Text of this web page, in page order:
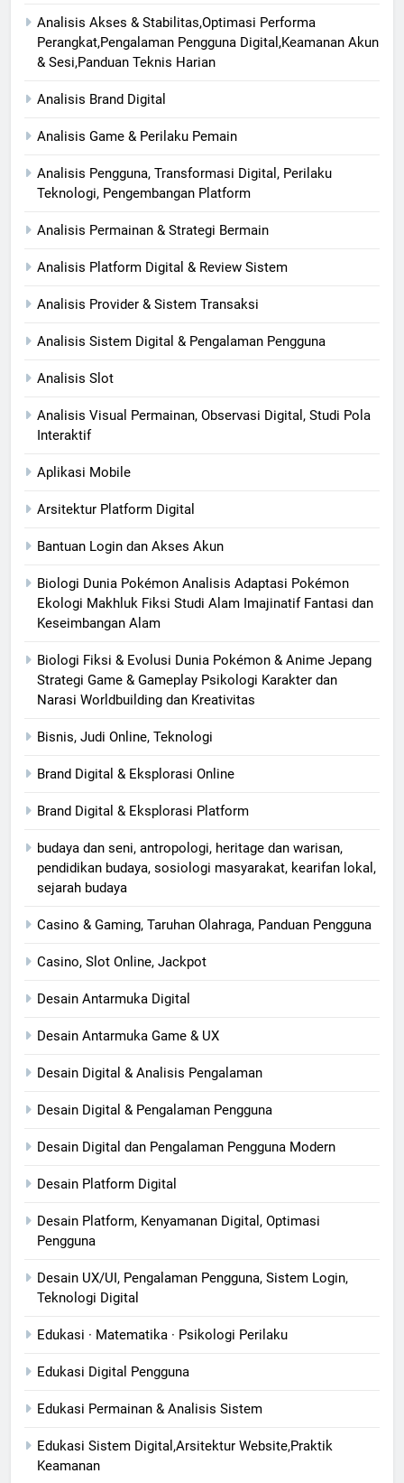
Analisis Akses & Stabilitas,Optimasi Performa
Perangkat,Pengalaman Pengguna Digital,Keamanan Akun
& Sesi,Panduan Teknis Harian
Analisis Brand Digital
Analisis Game & Perilaku Pemain
Analisis Pengguna, Transformasi Digital, Perilaku
Teknologi, Pengembangan Platform
Analisis Permainan & Strategi Bermain
Analisis Platform Digital & Review Sistem
Analisis Provider & Sistem Transaksi
Analisis Sistem Digital & Pengalaman Pengguna
Analisis Slot
Analisis Visual Permainan, Observasi Digital, Studi Pola
Interaktif
Aplikasi Mobile
Arsitektur Platform Digital
Bantuan Login dan Akses Akun
Biologi Dunia Pokémon Analisis Adaptasi Pokémon
Ekologi Makhluk Fiksi Studi Alam Imajinatif Fantasi dan
Keseimbangan Alam
Biologi Fiksi & Evolusi Dunia Pokémon & Anime Jepang
Strategi Game & Gameplay Psikologi Karakter dan
Narasi Worldbuilding dan Kreativitas
Bisnis, Judi Online, Teknologi
Brand Digital & Eksplorasi Online
Brand Digital & Eksplorasi Platform
budaya dan seni, antropologi, heritage dan warisan,
pendidikan budaya, sosiologi masyarakat, kearifan lokal,
sejarah budaya
Casino & Gaming, Taruhan Olahraga, Panduan Pengguna
Casino, Slot Online, Jackpot
Desain Antarmuka Digital
Desain Antarmuka Game & UX
Desain Digital & Analisis Pengalaman
Desain Digital & Pengalaman Pengguna
Desain Digital dan Pengalaman Pengguna Modern
Desain Platform Digital
Desain Platform, Kenyamanan Digital, Optimasi
Pengguna
Desain UX/UI, Pengalaman Pengguna, Sistem Login,
Teknologi Digital
Edukasi · Matematika · Psikologi Perilaku
Edukasi Digital Pengguna
Edukasi Permainan & Analisis Sistem
Edukasi Sistem Digital,Arsitektur Website,Praktik
Keamanan